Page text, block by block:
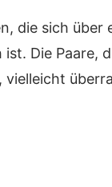
die sich über
Die Paare,